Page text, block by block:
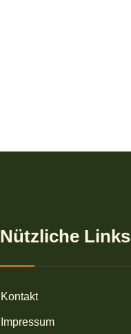
Nützliche Links
Kontakt
Impressum